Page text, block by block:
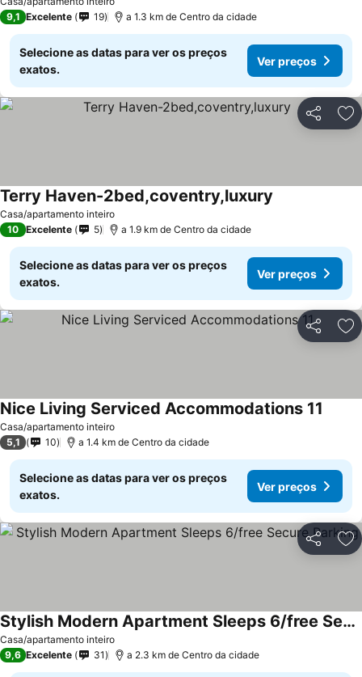
9,1 Excelente 19 a 1.3 km de Centro da cidade
Selecione as datas para ver os preços
exatos.
Ver preços
Partilhar
Casa/apartamento inteiro
Terry Haven-2bed,coventry,luxury
10 Excelente 5 a 1.9 km de Centro da cidade
Selecione as datas para ver os preços
exatos.
Ver preços
Partilhar
Casa/apartamento inteiro
Nice Living Serviced Accommodations 11
5,1 10 a 1.4 km de Centro da cidade
Selecione as datas para ver os preços
exatos.
Ver preços
Partilhar
Casa/apartamento inteiro
Stylish Modern Apartment Sleeps 6/free Secure Parking
9,6 Excelente 31 a 2.3 km de Centro da cidade